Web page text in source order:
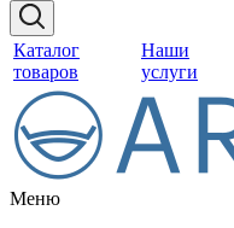
Каталог
товаров
Наши
услуги
Меню